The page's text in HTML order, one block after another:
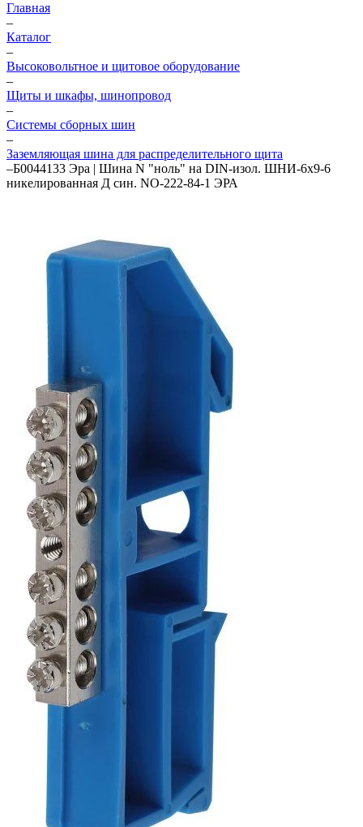
Главная
–
Каталог
–
Высоковольтное и щитовое оборудование
–
Щиты и шкафы, шинопровод
–
Системы сборных шин
–
Заземляющая шина для распределительного щита
–Б0044133 Эра | Шина N "ноль" на DIN-изол. ШНИ-6х9-6
никелированная Д син. NO-222-84-1 ЭРА